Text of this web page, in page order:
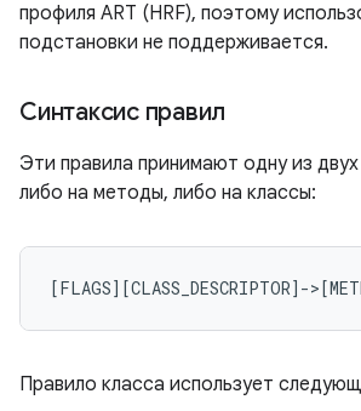
профиля ART (HRF), поэтому
подстановки не поддерживается.
Синтаксис правил
Эти правила принимают одну из
либо на методы, либо на классы:
Правило класса использует